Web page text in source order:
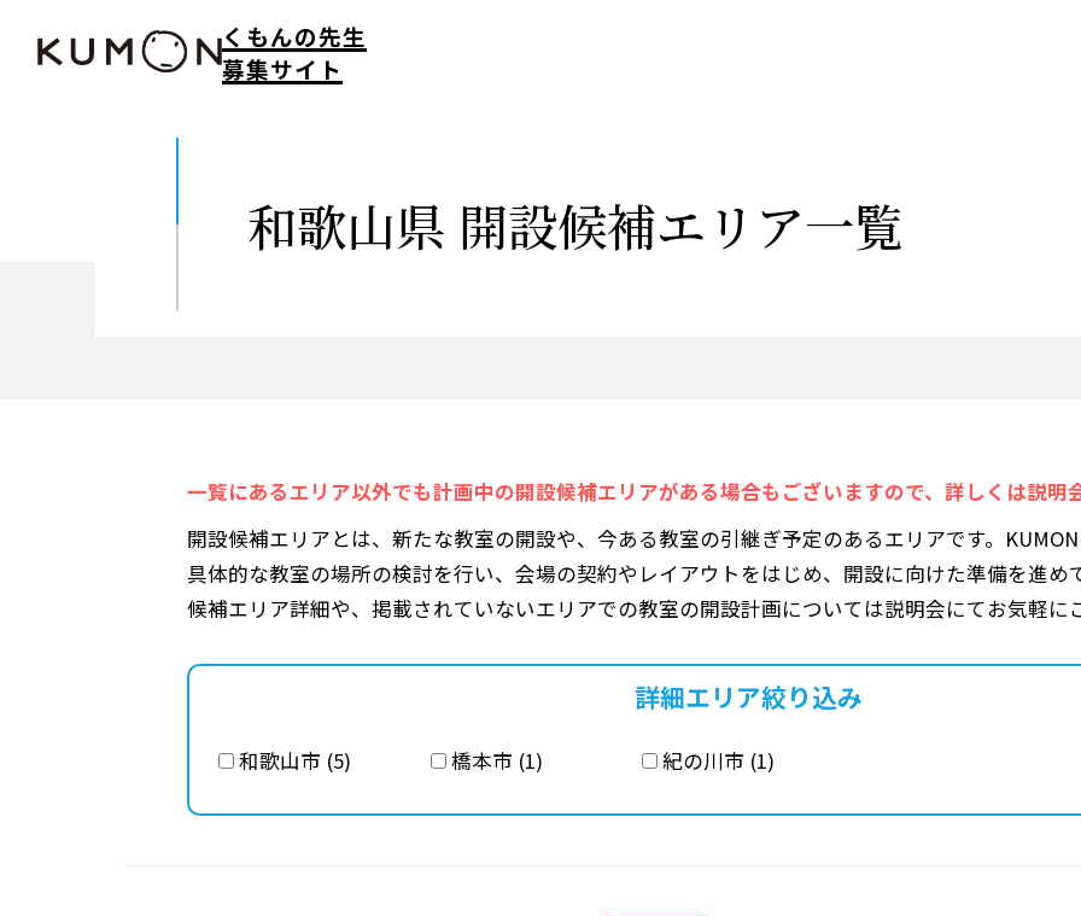
くもんの先生
募集サイト
和歌山県 開設候補エリア一覧
一覧にあるエリア以外でも計画中の開設候補エリアがある場合もございますので、詳しくは説明
開設候補エリアとは、新たな教室の開設や、今ある教室の引継ぎ予定のあるエリアです。
具体的な教室の場所の検討を行い、会場の契約やレイアウトをはじめ、開設に向けた準備を進め
候補エリア詳細や、掲載されていないエリアでの教室の開設計画については説明会にてお気軽に
詳細エリア絞り込み
和歌山市 (5) 橋本市 (1) 紀の川市 (1)